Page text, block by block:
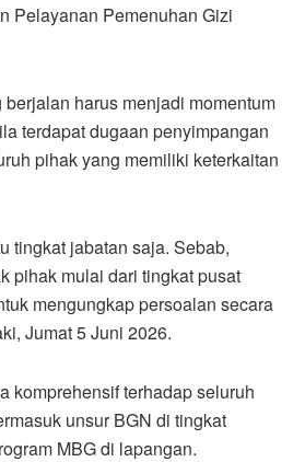
Pelayanan Pemenuhan Gizi
harus menjadi momentum
terdapat dugaan penyimpangan
pihak yang memiliki keterkaitan
tingkat jabatan saja. Sebab,
pihak mulai dari tingkat pusat
mengungkap persoalan secara
Jumat 5 Juni 2026.
komprehensif terhadap seluruh
unsur BGN di tingkat
MBG di lapangan.